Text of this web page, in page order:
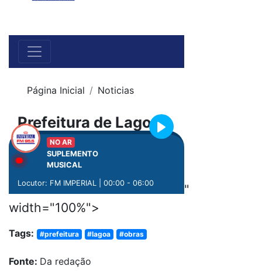
"
width="100%">
Tags: #prefeitura #lagoa #obras
Fonte: Da redação